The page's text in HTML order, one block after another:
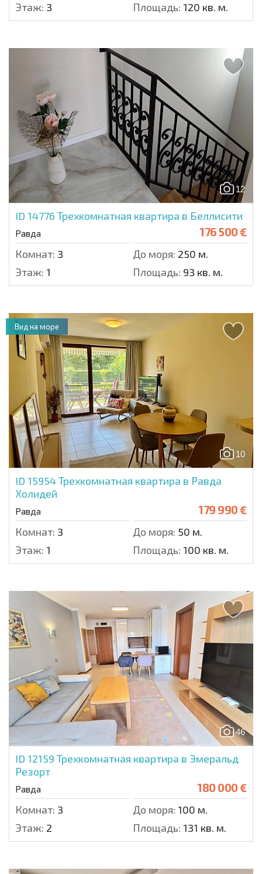
Этаж: 3 Площадь: 120 кв. м.
12
ID 14776 Трехкомнатная квартира в Беллисити
Равда 176 500 €
Комнат: 3 До моря: 250 м.
Этаж: 1 Площадь: 93 кв. м.
10
ID 15954Трехкомнатная квартира в Равда
Холидей
Равда 179 990 €
Комнат: 3 До моря: 50 м.
Этаж: 1 Площадь: 100 кв. м.
Вид на море
46
ID 12159 Трехкомнатная квартира в Эмеральд
Резорт
Равда 180 000 €
Комнат: 3 До моря: 100 м.
Этаж: 2 Площадь: 131 кв. м.